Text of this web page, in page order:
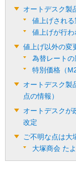
オートデスク製
値上げされ
値上げが行
値上げ以外の変
為替レート
特別価格（
オートデスク製
点の情報）
オートデスクが
改定
ご不明な点は大
大塚商会 た